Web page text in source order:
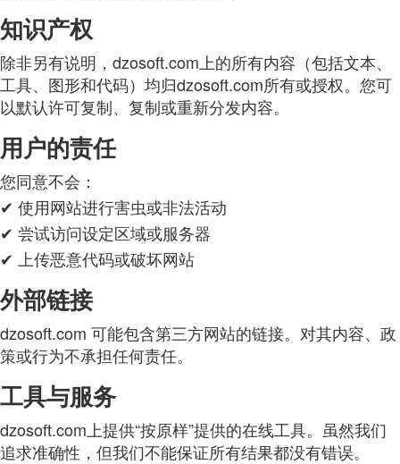
知识产权
除非另有说明，dzosoft.com上的所有内容（包括文本、
工具、图形和代码）均归dzosoft.com所有或授权。您可
以默认许可复制、复制或重新分发内容。
用户的责任
您同意不会：
✔ 使用网站进行害虫或非法活动
✔ 尝试访问设定区域或服务器
✔ 上传恶意代码或破坏网站
外部链接
dzosoft.com 可能包含第三方网站的链接。对其内容、政
策或行为不承担任何责任。
工具与服务
dzosoft.com上提供“按原样”提供的在线工具。虽然我们
追求准确性，但我们不能保证所有结果都没有错误。